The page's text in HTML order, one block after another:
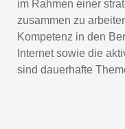
im Rahmen einer
zusammen zu
Kompetenz in den
Internet sowie die
sind dauerhafte